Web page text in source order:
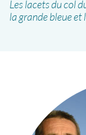
Les lacets du col
la grande bleue et